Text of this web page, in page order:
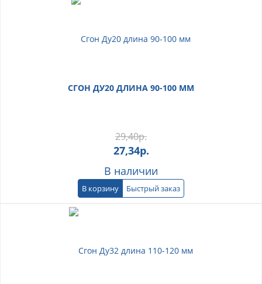
СГОН ДУ20 ДЛИНА 90-100 ММ
29,40р.
27,34р.
В наличии
В корзину Быстрый заказ